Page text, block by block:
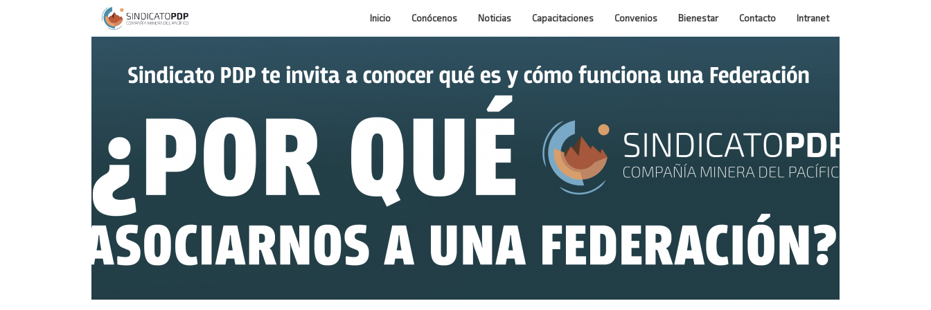
Inicio Conócenos Noticias Capacitaciones Convenios Bienestar Contacto Intranet